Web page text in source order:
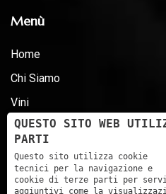
Menù
Home
Chi Siamo
Vini
News
Premi
Certificazioni - D.LG 231 - ESG
QUESTO SITO WEB
PARTI
Questo sito utilizza cookie
tecnici per la navigazione e
cookie di terze parti per
aggiuntivi come la